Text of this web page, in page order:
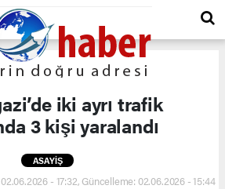
iki ayrı trafik
3 kişi yaralandı
ASAYİŞ
- 17:32, Güncelleme: 02.06.2026 - 15:44